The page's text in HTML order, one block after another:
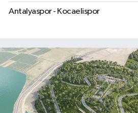
Antalyaspor - Kocaelispor